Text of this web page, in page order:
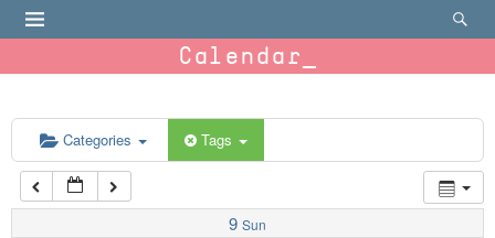
Calendar
Categories Tags
9 Sun
6:00 am
7:00 am